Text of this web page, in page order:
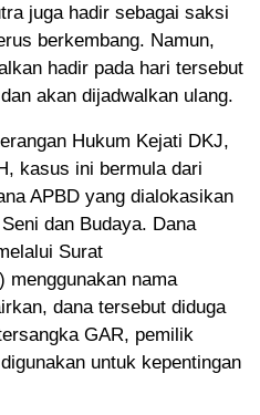
juga hadir sebagai saksi
berkembang. Namun,
hadir pada hari tersebut
akan dijadwalkan ulang.
Hukum Kejati DKJ,
kasus ini bermula dari
APBD yang dialokasikan
dan Budaya. Dana
Surat
menggunakan nama
dana tersebut diduga
GAR, pemilik
untuk kepentingan